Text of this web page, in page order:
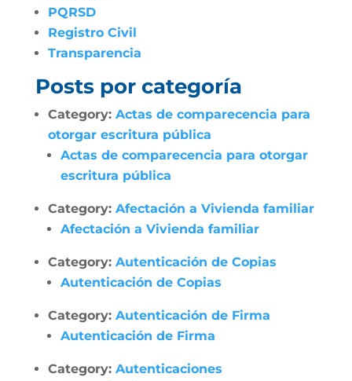
PQRSD
Registro Civil
Transparencia
Posts por categoría
Category: Actas de comparecencia para
otorgar escritura pública
Actas de comparecencia para otorgar
escritura pública
Category: Afectación a Vivienda familiar
Afectación a Vivienda familiar
Category: Autenticación de Copias
Autenticación de Copias
Category: Autenticación de Firma
Autenticación de Firma
Category: Autenticaciones